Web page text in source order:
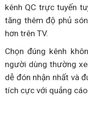
kênh QC trực tuyến
tăng thêm độ phủ
hơn trên TV.
Chọn đúng kênh
người dùng thường
dễ đón nhận nhất và
tích cực với quảng